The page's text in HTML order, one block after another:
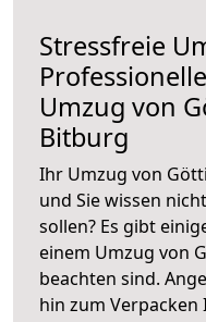
Stressfreie
Umzug von
Bitburg
Ihr Umzug von
und Sie wissen
sollen? Es gibt
einem Umzug von
beachten sind.
hin zum